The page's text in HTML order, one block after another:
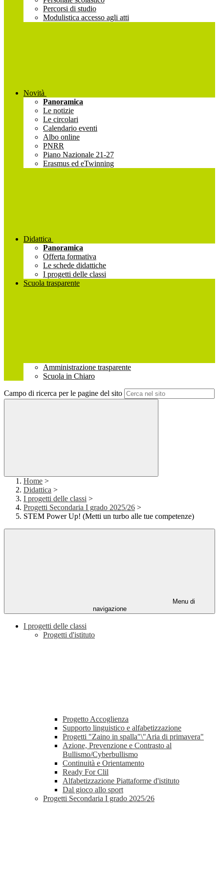
Percorsi di studio
Modulistica accesso agli atti
Novità
Panoramica
Le notizie
Le circolari
Calendario eventi
Albo online
PNRR
Piano Nazionale 21-27
Erasmus ed eTwinning
Didattica
Panoramica
Offerta formativa
Le schede didattiche
I progetti delle classi
Scuola trasparente
Amministrazione trasparente
Scuola in Chiaro
Campo di ricerca per le pagine del sito
Home >
Didattica >
I progetti delle classi >
Progetti Secondaria I grado 2025/26 >
STEM Power Up! (Metti un turbo alle tue competenze)
Menu di
navigazione
I progetti delle classi
Progetti d'istituto
Progetto Accoglienza
Supporto linguistico e alfabetizzazione
Progetti "Zaino in spalla"\"Aria di primavera"
Azione, Prevenzione e Contrasto al
Bullismo/Cyberbullismo
Continuità e Orientamento
Ready For Clil
Alfabetizzazione Piattaforme d'istituto
Dal gioco allo sport
Progetti Secondaria I grado 2025/26